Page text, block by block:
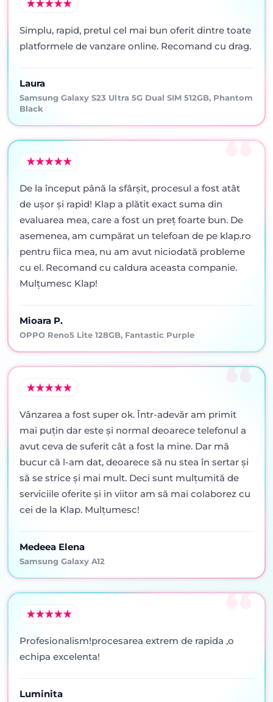
Simplu, rapid, pretul cel mai bun oferit dintre toate
platformele de vanzare online. Recomand cu drag.
Laura
Samsung Galaxy S23 Ultra 5G Dual SIM 512GB, Phantom
Black
De la început până la sfârșit, procesul a fost atât
de ușor și rapid! Klap a plătit exact suma din
evaluarea mea, care a fost un preț foarte bun. De
asemenea, am cumpărat un telefoan de pe klap.ro
pentru fiica mea, nu am avut niciodată probleme
cu el. Recomand cu caldura aceasta companie.
Mulțumesc Klap!
Mioara P.
OPPO Reno5 Lite 128GB, Fantastic Purple
Vânzarea a fost super ok. Într-adevăr am primit
mai puţin dar este şi normal deoarece telefonul a
avut ceva de suferit cât a fost la mine. Dar mă
bucur că l-am dat, deoarece să nu stea în sertar şi
să se strice şi mai mult. Deci sunt mulţumită de
serviciile oferite şi in viitor am să mai colaborez cu
cei de la Klap. Mulţumesc!
Medeea Elena
Samsung Galaxy A12
Profesionalism!procesarea extrem de rapida ,o
echipa excelenta!
Luminita